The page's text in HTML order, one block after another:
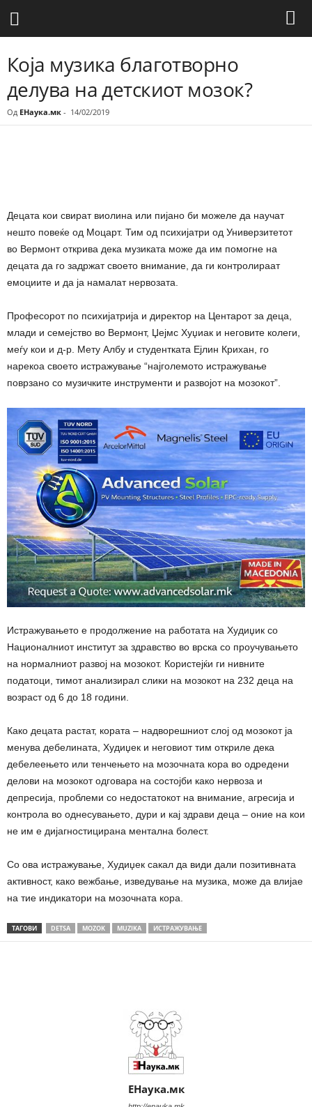
Која музика благотворно
делува на детскиот мозок?
Од ЕНаука.мк - 14/02/2019
Децата кои свират виолина или пијано би можеле да научат
нешто повеќе од Моцарт. Тим од психијатри од Универзитетот
во Вермонт открива дека музиката може да им помогне на
децата да го задржат своето внимание, да ги контролираат
емоциите и да ја намалат нервозата.
Професорот по психијатрија и директор на Центарот за деца,
млади и семејство во Вермонт, Џејмс Хуџиак и неговите колеги,
меѓу кои и д-р. Мету Албу и студентката Ејлин Крихан, го
нарекоа своето истражување “најголемото истражување
поврзано со музичките инструменти и развојот на мозокот”.
Истражувањето е продолжение на работата на Худиџик со
Националниот институт за здравство во врска со проучувањето
на нормалниот развој на мозокот. Користејќи ги нивните
податоци, тимот анализирал слики на мозокот на 232 деца на
возраст од 6 до 18 години.
Како децата растат, кората – надворешниот слој од мозокот ја
менува дебелината, Худиџек и неговиот тим откриле дека
дебелеењето или тенчењето на мозочната кора во одредени
делови на мозокот одговара на состојби како нервоза и
депресија, проблеми со недостатокот на внимание, агресија и
контрола во однесувањето, дури и кај здрави деца – оние на кои
не им е дијагностицирана ментална болест.
Со ова истражување, Худиџек сакал да види дали позитивната
активност, како вежбање, изведување на музика, може да влијае
на тие индикатори на мозочната кора.
ТАГОВИ DETSA MOZOK MUZIKA ИСТРАЖУВАЊЕ
ЕНаука.мк